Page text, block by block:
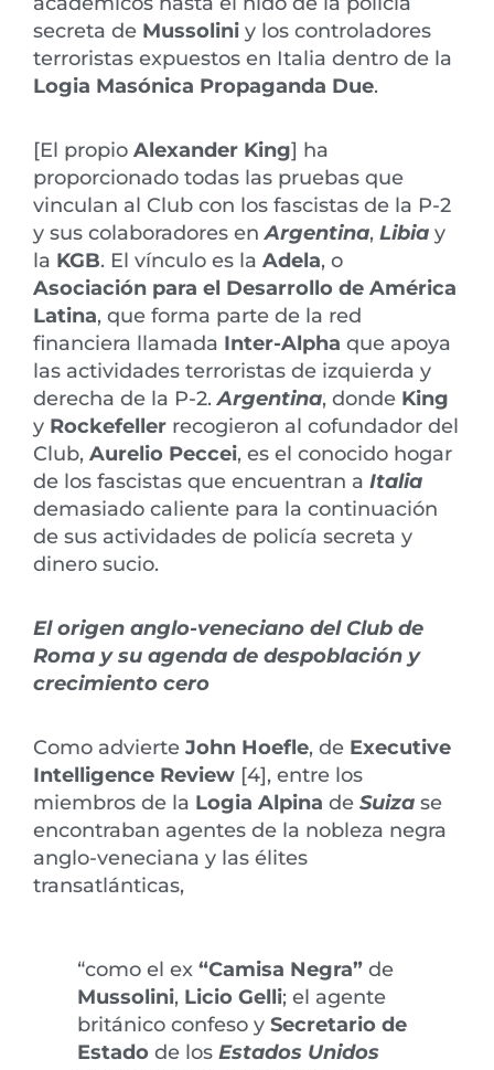
secreta de Mussolini y los controladores
terroristas expuestos en Italia dentro de la
Logia Masónica Propaganda Due.
[El propio Alexander King] ha
proporcionado todas las pruebas que
vinculan al Club con los fascistas de la P-2
y sus colaboradores enArgentina, Libia y
la KGB. El vínculo es la Adela, o
Asociación para el Desarrollo de América
Latina, que forma parte de la red
financiera llamada Inter-Alpha que apoya
las actividades terroristas de izquierda y
derecha de la P-2.Argentina, donde King
y Rockefeller recogieron al cofundador del
Club, Aurelio Peccei, es el conocido hogar
de los fascistas que encuentran a Italia
demasiado caliente para la continuación
de sus actividades de policía secreta y
dinero sucio.
El origen anglo-veneciano del Club de
Roma y su agenda de despoblación y
crecimiento cero
Como advierte John Hoefle, de Executive
Intelligence Review [4], entre los
miembros de la Logia Alpina de Suiza se
encontraban agentes de la nobleza negra
anglo-veneciana y las élites
transatlánticas,
“como el ex “Camisa Negra” de
Mussolini, Licio Gelli; el agente
británico confeso y Secretario de
Estado de los Estados Unidos